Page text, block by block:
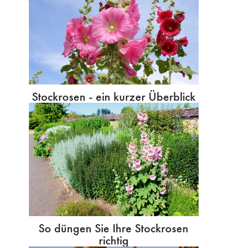
Stockrosen - ein kurzer Überblick
So düngen Sie Ihre Stockrosen
richtig